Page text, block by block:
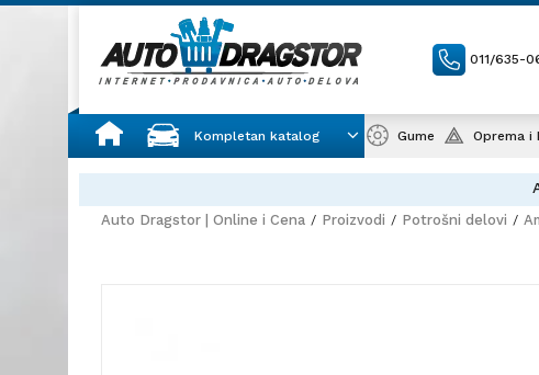
011/635-
Kompletan katalog Gume Oprema i
Auto Dragstor | Online i Cena Proizvodi Potrošni delovi